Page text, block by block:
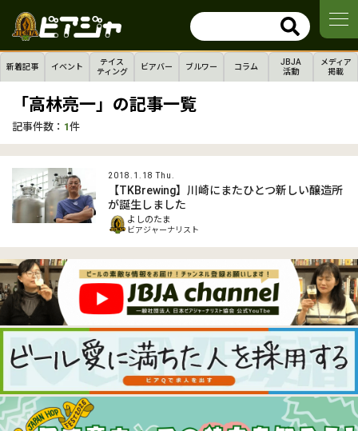
新着記事 イベント
テイス
ティング
ビアバー ブルワー コラム
JBJA
活動
メディア
掲載
「高林亮一」の記事一覧
記事件数： 1件
2018.1.18 Thu.
【TKBrewing】川崎にまたひとつ新しい醸造所
が誕生しました
よしのたま
ビアジャーナリスト